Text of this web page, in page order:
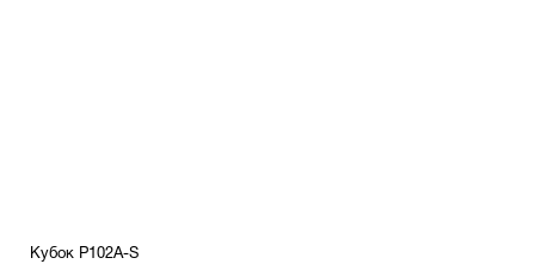
Кубок P102A-S